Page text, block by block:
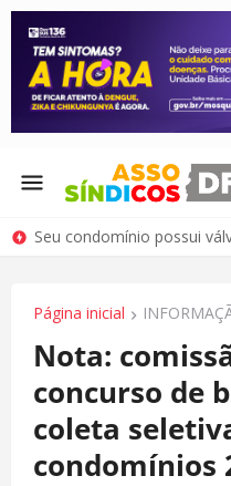
Página inicial
Nota:
concurso de
coleta
condomínios